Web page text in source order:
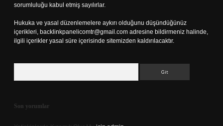
sorumluluğu kabul etmiş sayılırlar.
Hukuka ve yasal düzenlemelere aykırı olduğunu düşündüğünüz
içerikleri, backlinkpanelicomtr@gmail.com adresine bildirmeniz halinde,
ilgili içerikler yasal süre içerisinde sitemizden kaldırılacaktır.
Son yorumlar